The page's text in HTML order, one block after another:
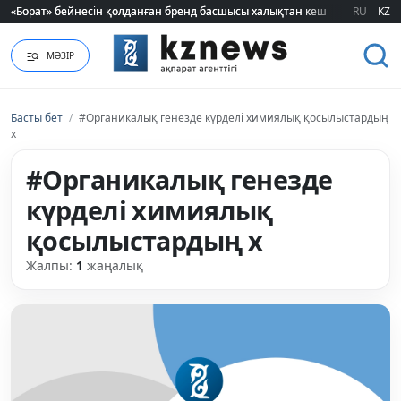
«Борат» бейнесін қолданған бренд басшысы халықтан кешірім сұрады
«Борат» бейнесін қолданған бренд басшысы халықтан кешірім сұрады
RU KZ
МӘЗІР
Басты бет / #Органикалық генезде күрделі химиялық қосылыстардың
х
#Органикалық генезде
күрделі химиялық
қосылыстардың х
Жалпы: 1 жаңалық